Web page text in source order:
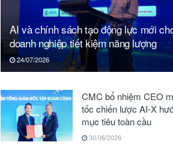
AI và chính sách tạo động lực mới
doanh nghiệp tiết kiệm năng lượng
24/07/2026
CMC bổ nhiệm CEO
tốc chiến lược AI-X
mục tiêu toàn cầu
30/06/2026